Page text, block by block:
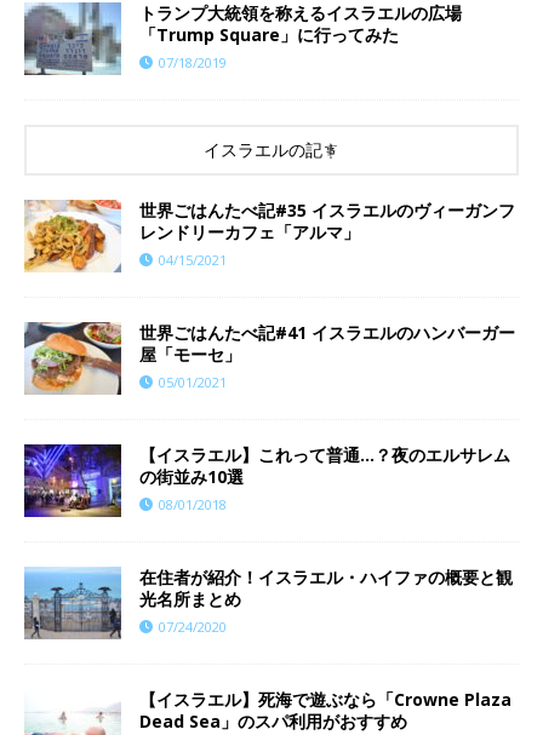
トランプ大統領を称えるイスラエルの広場
「Trump Square」に行ってみた
07/18/2019
イスラエルの記事
世界ごはんたべ記#35 イスラエルのヴィーガンフ
レンドリーカフェ「アルマ」
04/15/2021
世界ごはんたべ記#41 イスラエルのハンバーガー
屋「モーセ」
05/01/2021
【イスラエル】これって普通…？夜のエルサレム
の街並み10選
08/01/2018
在住者が紹介！イスラエル・ハイファの概要と観
光名所まとめ
07/24/2020
【イスラエル】死海で遊ぶなら「Crowne Plaza
Dead Sea」のスパ利用がおすすめ